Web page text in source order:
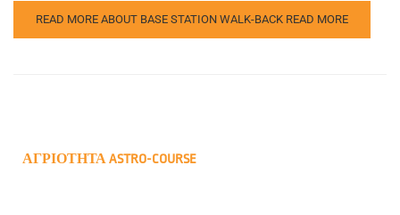
READ MORE ABOUT BASE STATION WALK-BACK READ MORE
ΑΓΡΙΌΤΗΤΑ ASTRO-COURSE